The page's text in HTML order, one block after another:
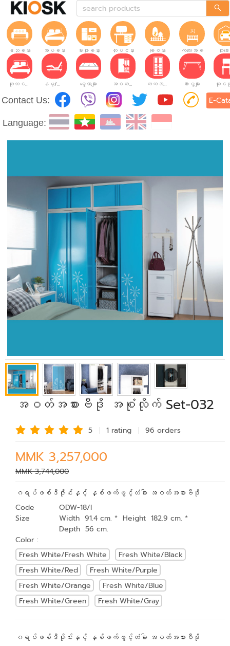
ဧည့်ခန်း အိပ်ခန်း မီးဖိုခန်း လုပ်ငန်းခွင် ခြံဝန်း ကလေးအခန်း ဂိုဒ
ကုတင်များ နိမ့်/မြင့်ချိန်ညှိနိုင်သော ကုတင်များ မွေ့ယာများ အဝတ်အစားဗီဒိုများ ကက်ဘိနက်ဗီဒိုများ စားပွဲများ
Contact Us: E-
Language:
အဝတ်အစားဗီဒို အစုံလိုက် Set-032
5 1 rating 96 orders
MMK 3,257,000
MMK 3,744,000
ဂရပ်ဖစ်ဒီဇိုင်းနှင့် နှစ်ဖက်ဖွင့်တံခါး အဝတ်အစားဗီဒို
Code
ODW-18/I
Size
Width 91.4 cm. * Height 182.9 cm. *
Depth 56 cm.
Color :
Fresh White/Fresh White
Fresh White/Black
Fresh White/Red
Fresh White/Purple
Fresh White/Orange
Fresh White/Blue
Fresh White/Green
Fresh White/Gray
ဂရပ်ဖစ်ဒီဇိုင်းနှင့် နှစ်ဖက်ဖွင့်တံခါး အဝတ်အစားဗီဒို